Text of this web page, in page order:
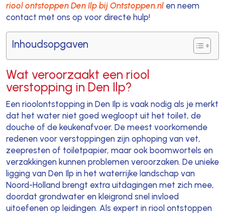
riool ontstoppen Den Ilp bij Ontstoppen.nlen neem
contact met ons op voor directe hulp!
Inhoudsopgaven
Wat veroorzaakt een riool
verstopping in Den Ilp?
Een rioolontstopping in Den Ilp is vaak nodig als je merkt
dat het water niet goed wegloopt uit het toilet, de
douche of de keukenafvoer. De meest voorkomende
redenen voor verstoppingen zijn ophoping van vet,
zeepresten of toiletpapier, maar ook boomwortels en
verzakkingen kunnen problemen veroorzaken. De unieke
ligging van Den Ilp in het waterrijke landschap van
Noord-Holland brengt extra uitdagingen met zich mee,
doordat grondwater en kleigrond snel invloed
uitoefenen op leidingen. Als expert in riool ontstoppen